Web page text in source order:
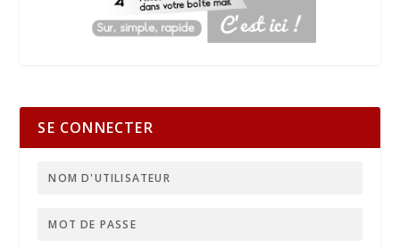
SE CONNECTER